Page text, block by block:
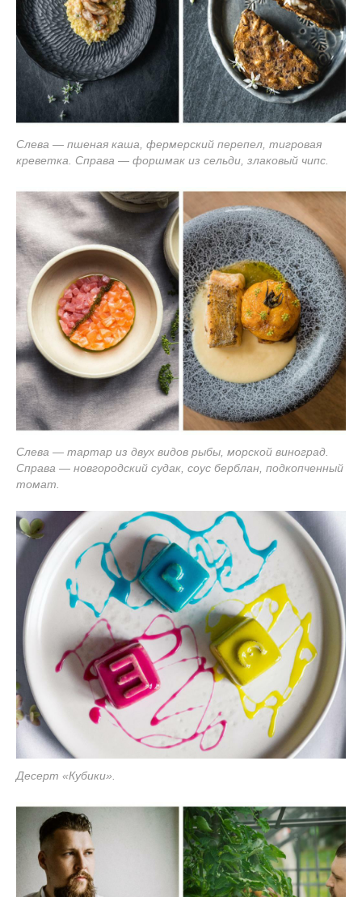
Слева — пшеная каша, фермерский перепел, тигровая
креветка. Справа — форшмак из сельди, злаковый чипс.
Слева — тартар из двух видов рыбы, морской виноград.
Справа — новгородский судак, соус берблан, подкопченный
томат.
Десерт «Кубики».